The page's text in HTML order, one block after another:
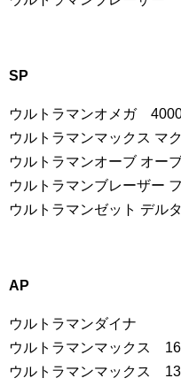
SP
ウルトラマンオメガ
ウルトラマンマックス マ
ウルトラマンオーブ オー
ウルトラマンブレーザー
ウルトラマンゼット デル
AP
ウルトラマンダイナ
ウルトラマンマックス
ウルトラマンマックス